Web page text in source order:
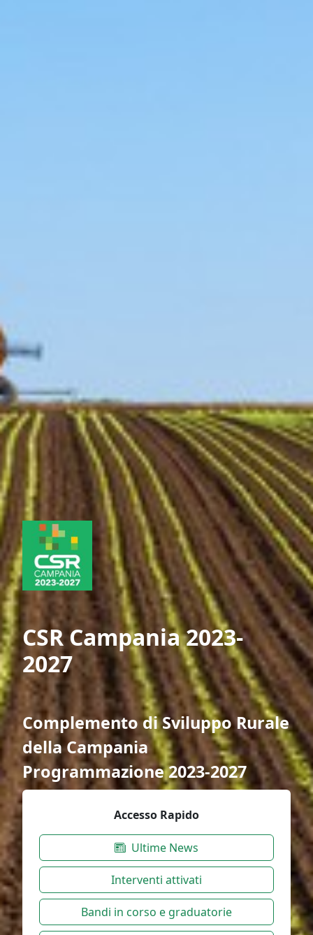
CSR Campania 2023-
2027
Complemento di Sviluppo Rurale
della Campania
Programmazione 2023-2027
Accesso Rapido
Ultime News
Interventi attivati
Bandi in corso e graduatorie